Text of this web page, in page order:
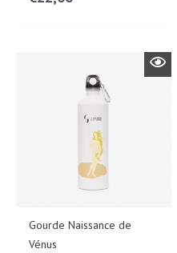
Gourde Naissance de
Vénus